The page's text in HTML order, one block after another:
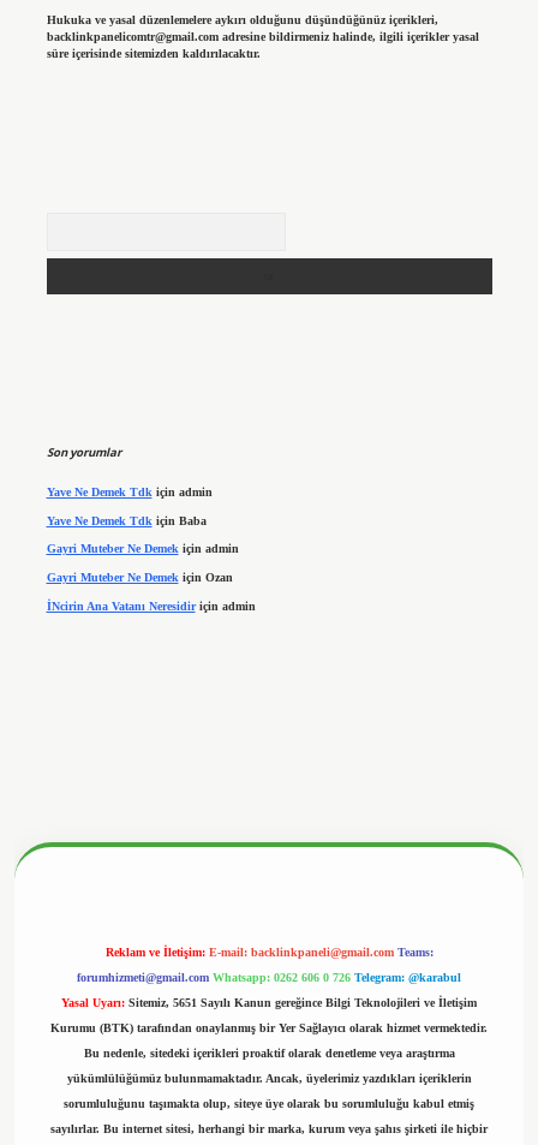
Hukuka ve yasal düzenlemelere aykırı olduğunu düşündüğünüz içerikleri,
backlinkpanelicomtr@gmail.comadresine bildirmeniz halinde, ilgili içerikler yasal
süre içerisinde sitemizden kaldırılacaktır.
Son yorumlar
Yave Ne Demek Tdk için admin
Yave Ne Demek Tdk için Baba
Gayri Muteber Ne Demekiçin admin
Gayri Muteber Ne Demek için Ozan
İNcirin Ana Vatanı Neresidiriçin admin
Reklam ve İletişim: E-mail: backlinkpaneli@gmail.com Teams:
forumhizmeti@gmail.com Whatsapp: 0262 606 0 726 Telegram: @karabul
Yasal Uyarı: Sitemiz, 5651 Sayılı Kanun gereğince Bilgi Teknolojileri ve İletişim
Kurumu (BTK) tarafından onaylanmış bir Yer Sağlayıcı olarak hizmet vermektedir.
Bu nedenle, sitedeki içerikleri proaktif olarak denetleme veya araştırma
yükümlülüğümüz bulunmamaktadır. Ancak, üyelerimiz yazdıkları içeriklerin
sorumluluğunu taşımakta olup, siteye üye olarak bu sorumluluğu kabul etmiş
sayılırlar. Bu internet sitesi, herhangi bir marka, kurum veya şahıs şirketi ile hiçbir